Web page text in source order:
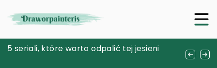
Jak promienniki ciepła wpływają na nasze
5 seriali, które warto odpalić tej jesieni
Jak efektywnie korzystać z kuponów